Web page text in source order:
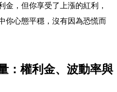
金，但你享受了上漲的紅利，
你心態平穩，沒有因為恐慌而
：權利金、波動率與